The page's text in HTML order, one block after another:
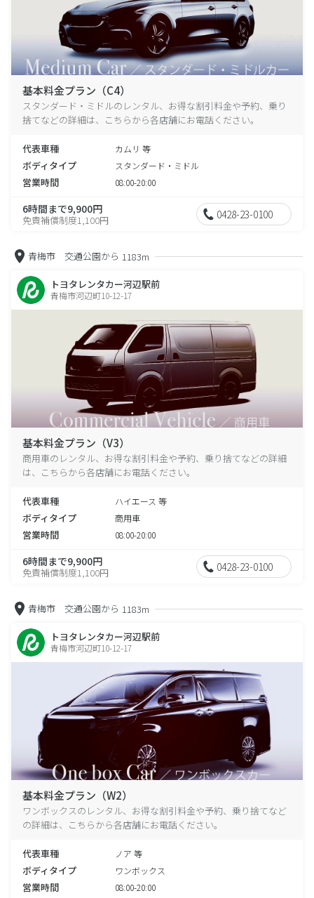
基本料金プラン（C4）
スタンダード・ミドルのレンタル、お得な割引料金や予約、乗り
捨てなどの詳細は、こちらから各店舗にお電話ください。
代表車種 カムリ 等
ボディタイプ スタンダード・ミドル
営業時間 08:00-20:00
6時間まで9,900円
免責補償制度1,100円 0428-23-0100
青梅市 交通公園から 1183m
トヨタレンタカー河辺駅前
青梅市河辺町10-12-17
基本料金プラン（V3）
商用車のレンタル、お得な割引料金や予約、乗り捨てなどの詳細
は、こちらから各店舗にお電話ください。
代表車種 ハイエース 等
ボディタイプ 商用車
営業時間 08:00-20:00
6時間まで9,900円
免責補償制度1,100円 0428-23-0100
青梅市 交通公園から 1183m
トヨタレンタカー河辺駅前
青梅市河辺町10-12-17
基本料金プラン（W2）
ワンボックスのレンタル、お得な割引料金や予約、乗り捨てなど
の詳細は、こちらから各店舗にお電話ください。
代表車種 ノア 等
ボディタイプ ワンボックス
営業時間 08:00-20:00